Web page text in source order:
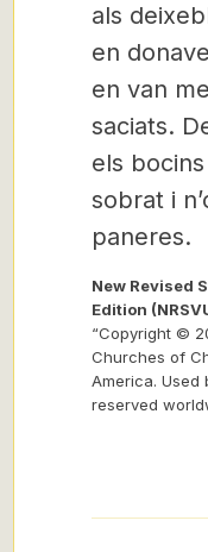
als
en
en van
saciats.
els
sobrat i
paneres.
New Revised
Edition
“Copyright ©
Churches of
America. Used
reserved